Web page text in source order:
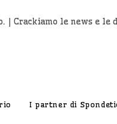
| Crackiamo le news e
I partner di